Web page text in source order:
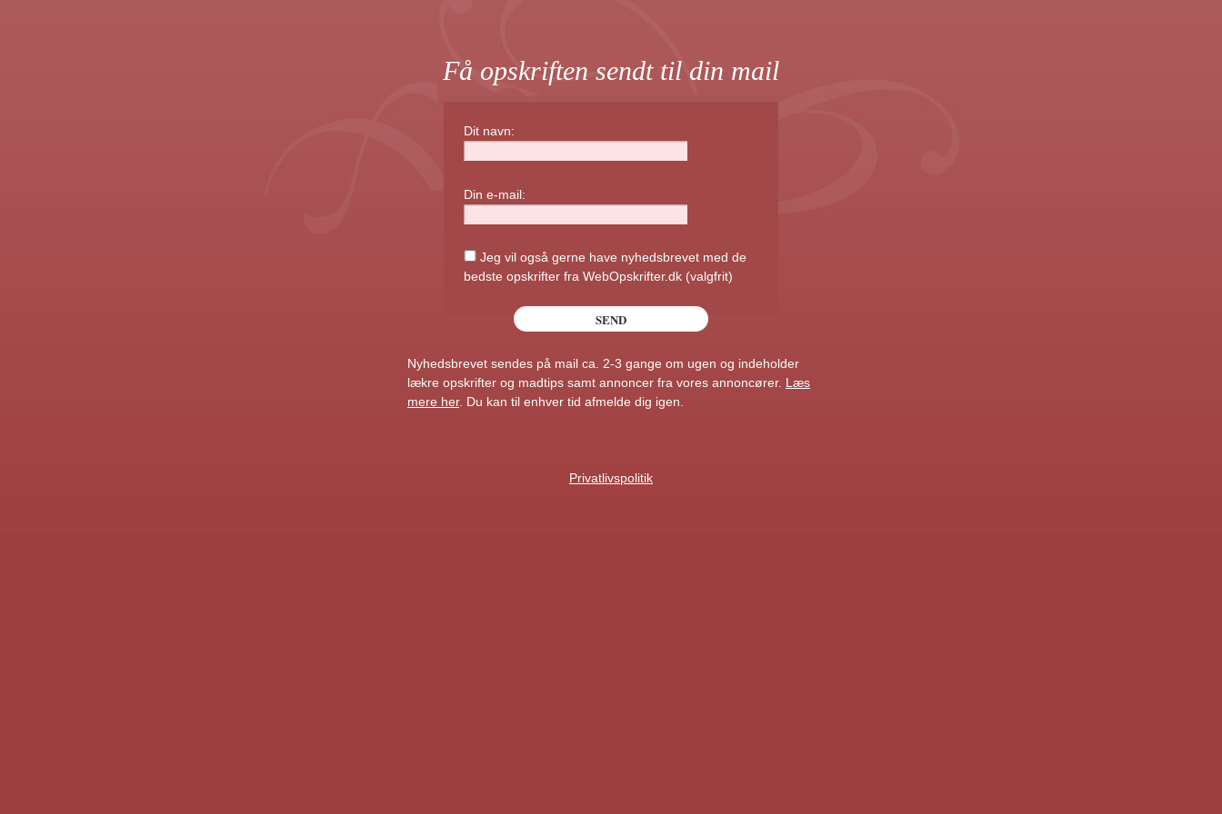
Få opskriften sendt til din mail
Dit navn:
Din e-mail:
Jeg vil også gerne have nyhedsbrevet med de
bedste opskrifter fra WebOpskrifter.dk (valgfrit)
Nyhedsbrevet sendes på mail ca. 2-3 gange om ugen og indeholder
lækre opskrifter og madtips samt annoncer fra vores annoncører. Læs
mere her. Du kan til enhver tid afmelde dig igen.
Privatlivspolitik